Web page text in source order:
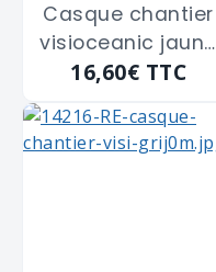
Casque chantier
visioceanic jaune
SOFOP "564512"
16,60€ TTC